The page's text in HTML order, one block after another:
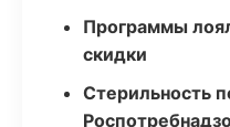
Программы
скидки
Стерильность